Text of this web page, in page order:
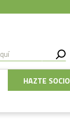
HAZTE SOCIO